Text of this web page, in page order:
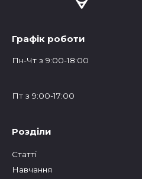
Графік роботи
Пн-Чт з 9:00-18:00
Пт з 9:00-17:00
Розділи
Статтi
Навчання